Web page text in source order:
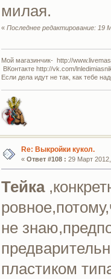
милая.
«Последнее редактирование: 19
Мой магазинчик- http://
ВКонтакте http://vk.com/
Если дела идут не так, как тебе
Re: Выкройки кукол.
« Ответ #108 : 29 Март
Тейка
не
пластиком